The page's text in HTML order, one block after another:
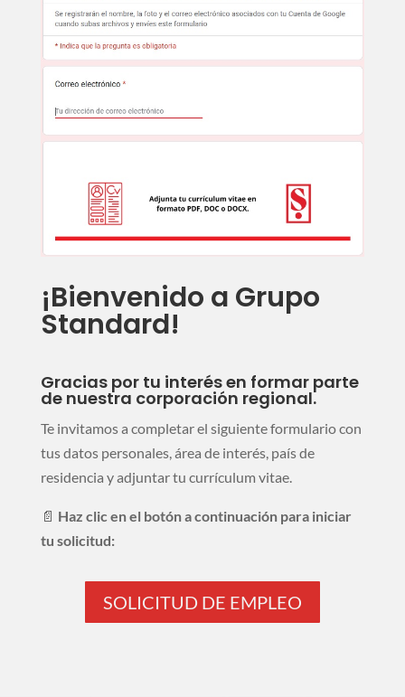
¡Bienvenido a Grupo
Standard!
Gracias por tu interés en formar parte
de nuestra corporación regional.
Te invitamos a completar el siguiente formulario con
tus datos personales, área de interés, país de
residencia y adjuntar tu currículum vitae.
📄 Haz clic en el botón a continuación para iniciar
tu solicitud:
SOLICITUD DE EMPLEO